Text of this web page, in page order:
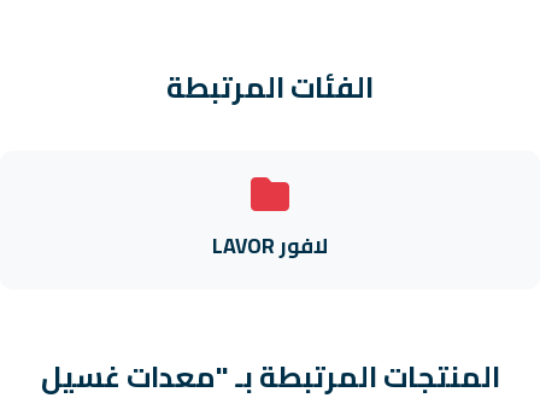
الفئات المرتبطة
لافور LAVOR
المنتجات المرتبطة بـ "معدات غسيل